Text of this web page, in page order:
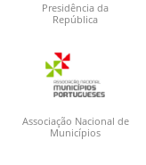
Presidência da
República
Associação Nacional de
Municípios